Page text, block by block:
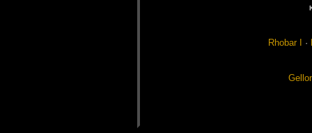
Rho­bar I ·